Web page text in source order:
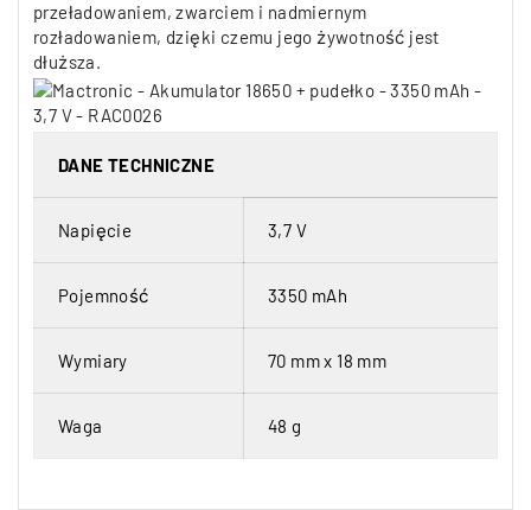
przeładowaniem, zwarciem i nadmiernym
rozładowaniem, dzięki czemu jego żywotność jest
dłuższa.
DANE TECHNICZNE
Napięcie 3,7 V
Pojemność 3350 mAh
Wymiary 70 mm x 18 mm
Waga 48 g